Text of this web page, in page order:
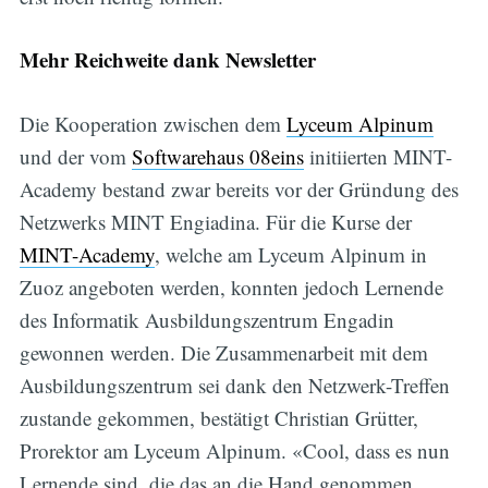
Mehr Reichweite dank Newsletter
Die Kooperation zwischen dem Lyceum Alpinum
und der vom Softwarehaus 08einsinitiierten MINT-
Academy bestand zwar bereits vor der Gründung des
Netzwerks MINT Engiadina. Für die Kurse der
MINT-Academy, welche am Lyceum Alpinum in
Zuoz angeboten werden, konnten jedoch Lernende
des Informatik Ausbildungszentrum Engadin
gewonnen werden. Die Zusammenarbeit mit dem
Ausbildungszentrum sei dank den Netzwerk-Treffen
zustande gekommen, bestätigt Christian Grütter,
Prorektor am Lyceum Alpinum. «Cool, dass es nun